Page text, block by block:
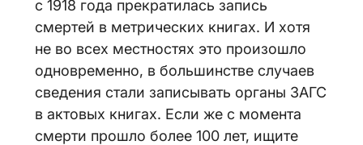
с 1918 года прекратилась запись
смертей в метрических книгах. И хотя
не во всех местностях это произошло
одновременно, в большинстве случаев
сведения стали записывать органы ЗАГС
в актовых книгах. Если же с момента
смерти прошло более 100 лет, ищите